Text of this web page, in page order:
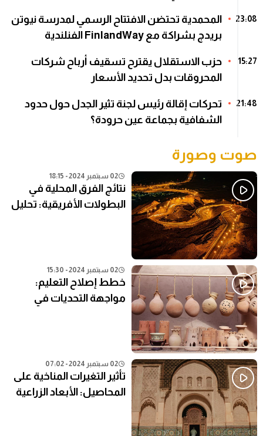
23:08
المحمدية تحتضن الافتتاح الرسمي لمدرسة نيوتن
بريدج بشراكة مع FinlandWay الفنلندية
15:27
حزب الاستقلال يقترح تسقيف أرباح شركات
المحروقات بدل تحديد الأسعار
21:48
تحركات إقالة رئيس لجنة تثير الجدل حول حدود
الشفافية بجماعة عين حرودة؟
صوت وصورة
02 سبتمبر 2024 - 18:15
نتائج الفرق المحلية في
البطولات الأفريقية: تحليل
02 سبتمبر 2024 - 15:30
خطط إصلاح التعليم:
مواجهة التحديات في
02 سبتمبر 2024 - 07:02
تأثير التغيرات المناخية على
المحاصيل: الأبعاد الزراعية